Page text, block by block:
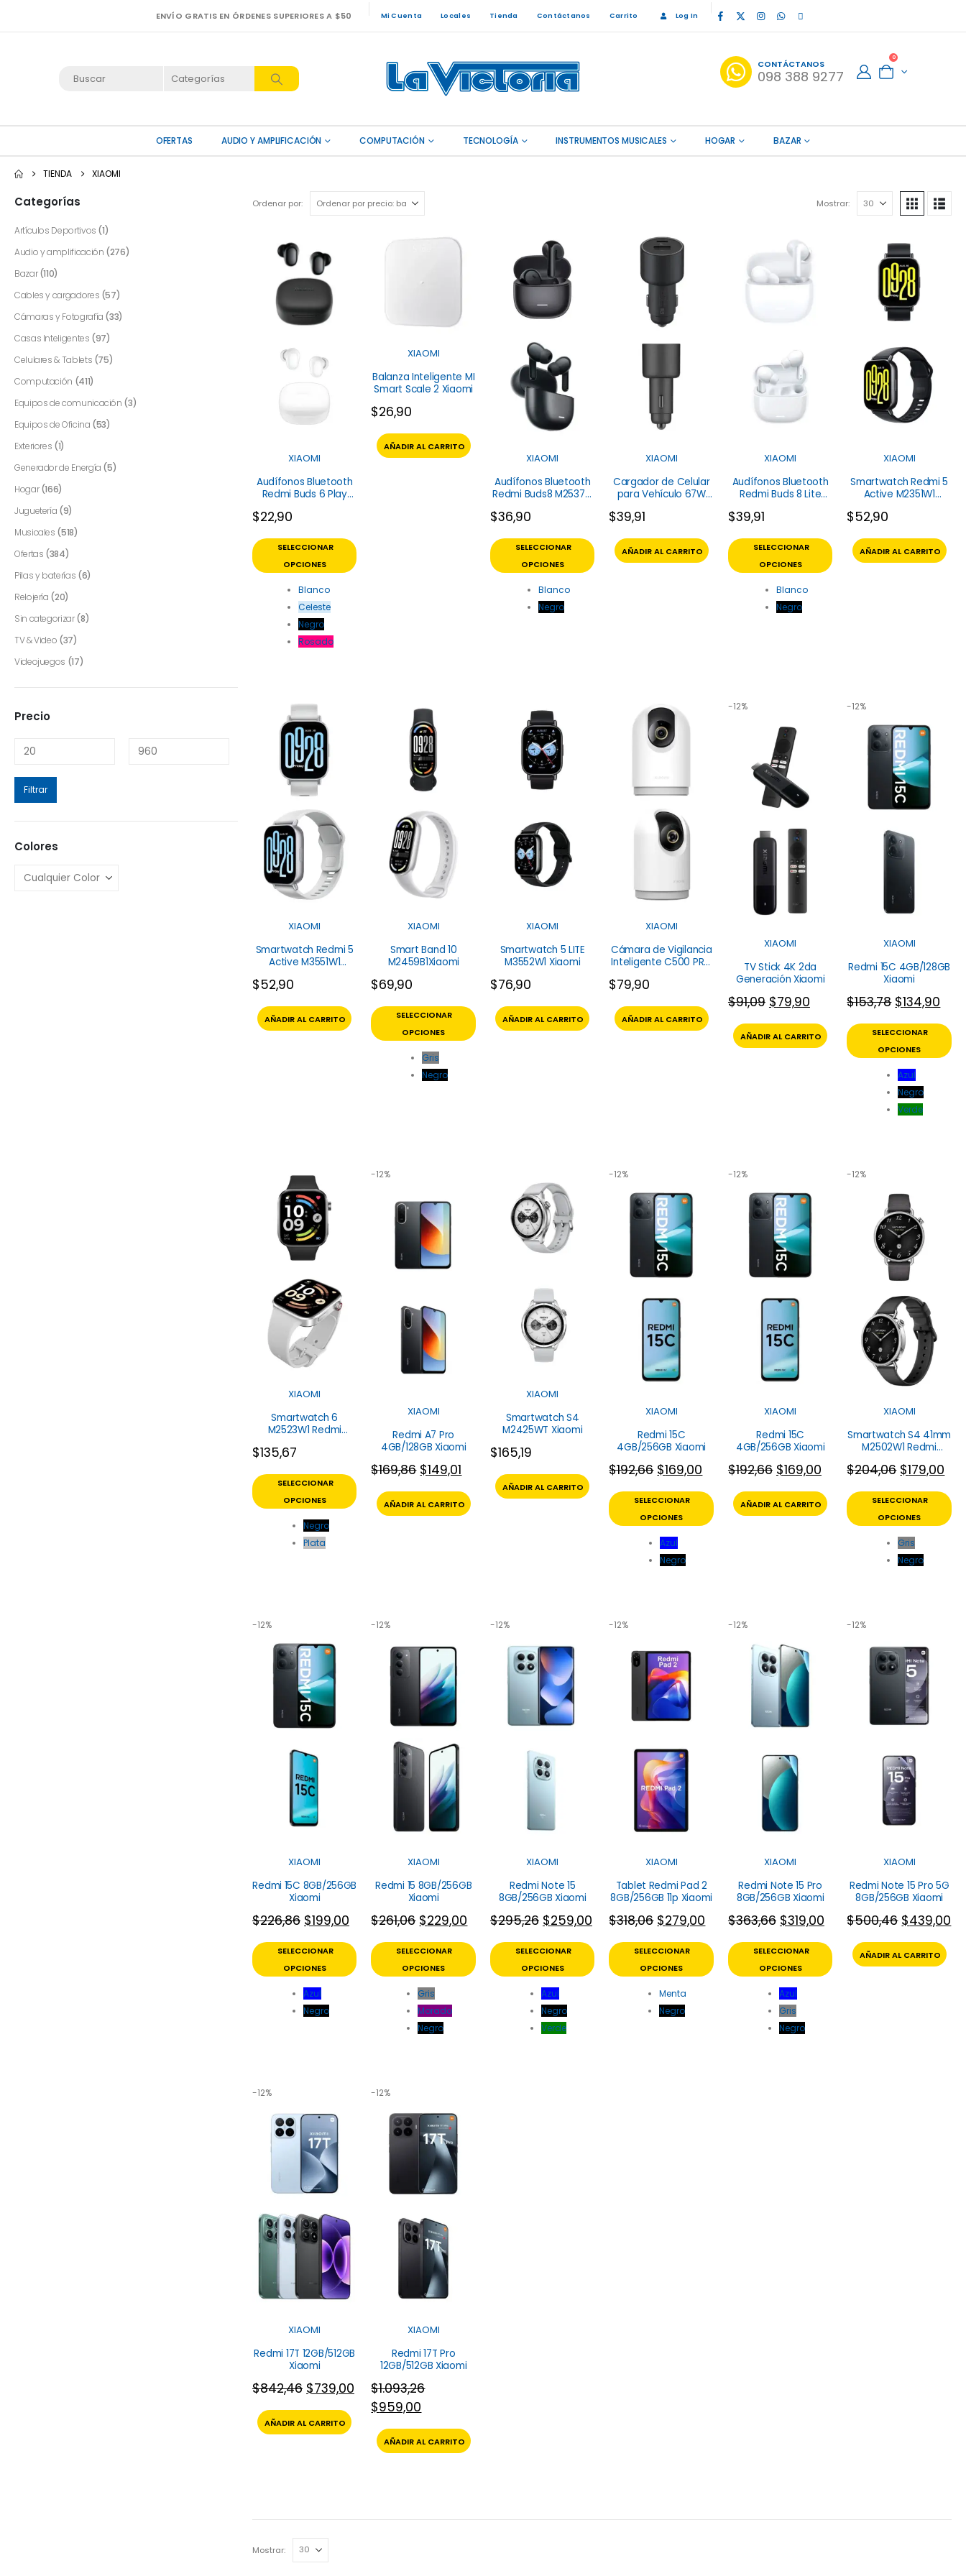
ENVÍO GRATIS EN ÓRDENES SUPERIORES A $50 Mi Cuenta Locales Tienda Contáctanos Carrito Log In
CONTÁCTANOS
098 388 9277
0
OFERTAS AUDIO Y AMPLIFICACIÓN COMPUTACIÓN TECNOLOGÍA INSTRUMENTOS MUSICALES HOGAR BAZAR
TIENDA XIAOMI
Ordenar por: Mostrar:
XIAOMI
Audífonos Bluetooth
Redmi Buds 6 Play
$22,90
SELECCIONAR
OPCIONES
Blanco
Celeste
Negro
Rosado
XIAOMI
Balanza Inteligente MI
Smart Scale 2 Xiaomi
$26,90
AÑADIR AL CARRITO
XIAOMI
Audífonos Bluetooth
Redmi Buds8 M2537E1
$36,90
SELECCIONAR
OPCIONES
Blanco
Negro
XIAOMI
Cargador de Celular
para Vehículo 67W
$39,91
AÑADIR AL CARRITO
XIAOMI
Audífonos Bluetooth
Redmi Buds 8 Lite
$39,91
SELECCIONAR
OPCIONES
Blanco
Negro
XIAOMI
Smartwatch Redmi 5
Active M2351W1
$52,90
AÑADIR AL CARRITO
XIAOMI
Smartwatch Redmi 5
Active M3551W1
$52,90
AÑADIR AL CARRITO
XIAOMI
Smart Band 10
M2459B1Xiaomi
$69,90
SELECCIONAR
OPCIONES
Gris
Negro
XIAOMI
Smartwatch 5 LITE
M3552W1 Xiaomi
$76,90
AÑADIR AL CARRITO
XIAOMI
Cámara de Vigilancia
Inteligente C500 PRO
$79,90
AÑADIR AL CARRITO
-12%
XIAOMI
TV Stick 4K 2da
Generación Xiaomi
$91,09 $79,90
AÑADIR AL CARRITO
-12%
XIAOMI
Redmi 15C 4GB/128GB
Xiaomi
$153,78 $134,90
SELECCIONAR
OPCIONES
Azul
Negro
Verde
XIAOMI
Smartwatch 6
M2523W1 Redmi
$135,67
SELECCIONAR
OPCIONES
Negro
Plata
-12%
XIAOMI
Redmi A7 Pro
4GB/128GB Xiaomi
$169,86 $149,01
AÑADIR AL CARRITO
XIAOMI
Smartwatch S4
M2425WT Xiaomi
$165,19
AÑADIR AL CARRITO
-12%
XIAOMI
Redmi 15C
4GB/256GB Xiaomi
$192,66 $169,00
SELECCIONAR
OPCIONES
Azul
Negro
-12%
XIAOMI
Redmi 15C
4GB/256GB Xiaomi
$192,66 $169,00
AÑADIR AL CARRITO
-12%
XIAOMI
Smartwatch S4 41mm
M2502W1 Redmi
$204,06 $179,00
SELECCIONAR
OPCIONES
Gris
Negro
-12%
XIAOMI
Redmi 15C 8GB/256GB
Xiaomi
$226,86 $199,00
SELECCIONAR
OPCIONES
Azul
Negro
-12%
XIAOMI
Redmi 15 8GB/256GB
Xiaomi
$261,06 $229,00
SELECCIONAR
OPCIONES
Gris
Morado
Negro
-12%
XIAOMI
Redmi Note 15
8GB/256GB Xiaomi
$295,26 $259,00
SELECCIONAR
OPCIONES
Azul
Negro
Verde
-12%
XIAOMI
Tablet Redmi Pad 2
8GB/256GB 11p Xiaomi
$318,06 $279,00
SELECCIONAR
OPCIONES
Menta
Negro
-12%
XIAOMI
Redmi Note 15 Pro
8GB/256GB Xiaomi
$363,66 $319,00
SELECCIONAR
OPCIONES
Azul
Gris
Negro
-12%
XIAOMI
Redmi Note 15 Pro 5G
8GB/256GB Xiaomi
$500,46 $439,00
AÑADIR AL CARRITO
-12%
XIAOMI
Redmi 17T 12GB/512GB
Xiaomi
$842,46 $739,00
AÑADIR AL CARRITO
-12%
XIAOMI
Redmi 17T Pro
12GB/512GB Xiaomi
$1.093,26
$959,00
AÑADIR AL CARRITO
Mostrar:
Categorías
Artículos Deportivos (1)
Audio y amplificación (276)
Bazar (110)
Cables y cargadores (57)
Cámaras y Fotografía (33)
Casas Inteligentes (97)
Celulares & Tablets (75)
Computación (411)
Equipos de comunicación (3)
Equipos de Oficina (53)
Exteriores (1)
Generador de Energía (5)
Hogar (166)
Juguetería (9)
Musicales (518)
Ofertas (384)
Pilas y baterías (6)
Relojería (20)
Sin categorizar(8)
TV & Video (37)
Videojuegos (17)
Precio
Filtrar
Colores